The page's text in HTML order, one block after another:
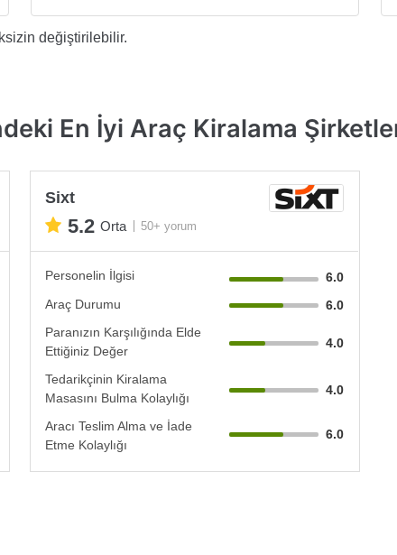
değiştirilebilir.
En İyi Araç Kiralama
Sixt
5.2 Orta 50+ yorum
Personelin İlgisi
6.0
Araç Durumu
6.0
Paranızın Karşılığında Elde
Ettiğiniz Değer
4.0
Tedarikçinin Kiralama
Masasını Bulma Kolaylığı
4.0
Aracı Teslim Alma ve İade
Etme Kolaylığı
6.0